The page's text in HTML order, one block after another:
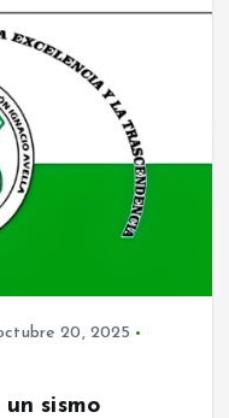
20, 2025
sismo